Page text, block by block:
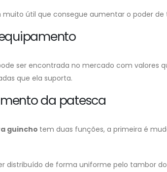
muito útil que consegue aumentar o poder
ser encontrada no mercado com valores
que ela suporta.
da patesca
guincho tem duas funções, a primeira é
distribuído de forma uniforme pelo tambor